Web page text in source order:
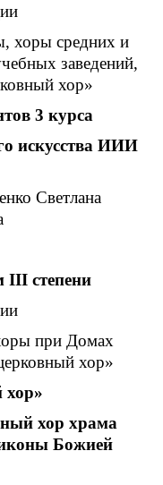
хоры средних и
заведений,
хор»
3 курса
искусства ИИИ
Светлана
степени
при Домах
хор»
хор»
хор храма
Божией